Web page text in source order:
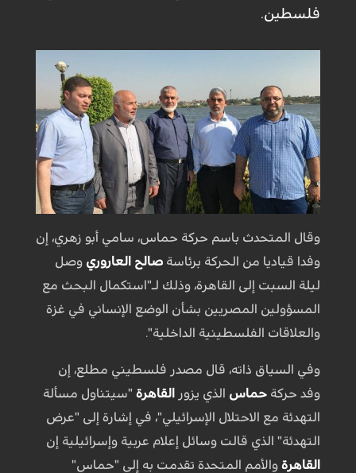
فلسطين.
وقال المتحدث باسم حركة حماس، سامي أبو زهري، إن
وفدا قياديا من الحركة برئاسة صالح العاروري وصل
ليلة السبت إلى القاهرة، وذلك لـ"استكمال البحث مع
المسؤولين المصريين بشأن الوضع الإنساني في غزة
والعلاقات الفلسطينية الداخلية".
وفي السياق ذاته، قال مصدر فلسطيني مطلع، إن
وفد حركة حماس الذي يزور القاهرة"سيتناول مسألة
التهدئة مع الاحتلال الإسرائيلي"، في إشارة إلى "عرض
التهدئة" الذي قالت وسائل إعلام عربية وإسرائيلية إن
القاهرةوالأمم المتحدة تقدمت به إلى "حماس"